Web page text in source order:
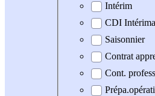
Intérim
CDI
Saisonnier
Contrat
Cont.